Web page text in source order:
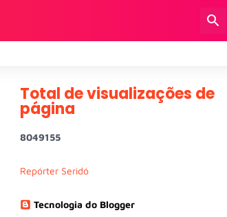
Total de visualizações de
página
8049155
Repórter Seridó
Tecnologia do Blogger